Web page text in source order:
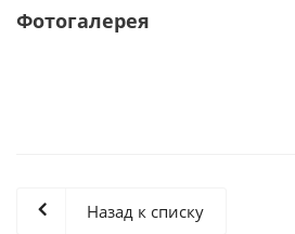
Фотогалерея
Назад к списку